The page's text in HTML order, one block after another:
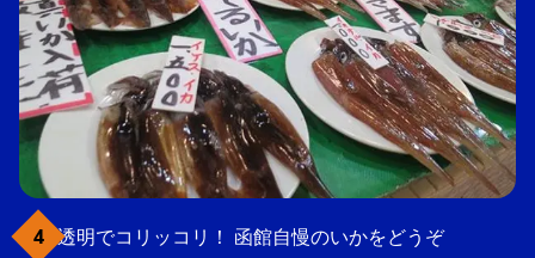
透明でコリッコリ！ 函館自慢のいかをどうぞ